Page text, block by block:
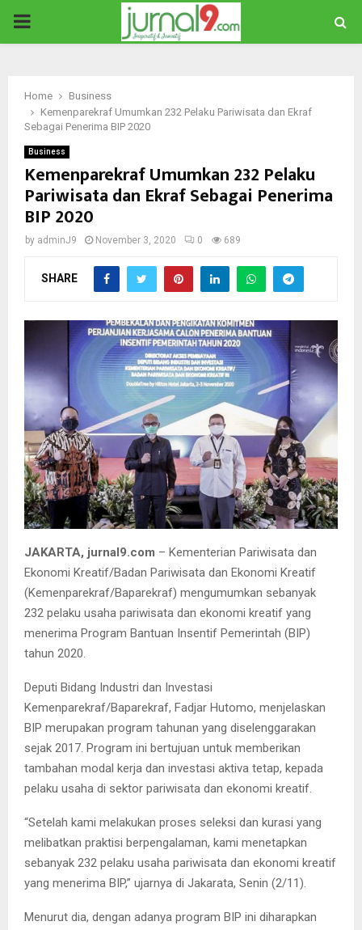
PRIMARY
Home
Business
Kemenparekraf Umumkan 232 Pelaku Pariwisata dan Ekraf
Sebagai Penerima BIP 2020
Business
Kemenparekraf Umumkan 232 Pelaku
Pariwisata dan Ekraf Sebagai Penerima
BIP 2020
by adminJ9 November 3, 2020 0 689
SHARE
JAKARTA, jurnal9.com – Kementerian Pariwisata dan
Ekonomi Kreatif/Badan Pariwisata dan Ekonomi Kreatif
(Kemenparekraf/Baparekraf) mengumumkan sebanyak
232 pelaku usaha pariwisata dan ekonomi kreatif yang
menerima Program Bantuan Insentif Pemerintah (BIP)
tahun 2020.
Deputi Bidang Industri dan Investasi
Kemenparekraf/Baparekraf, Fadjar Hutomo, menjelaskan
BIP merupakan program tahunan yang diselenggarakan
sejak 2017. Program ini bertujuan untuk memberikan
tambahan modal kerja dan investasi aktiva tetap, kepada
pelaku usaha di sektor pariwisata dan ekonomi kreatif.
“Setelah kami melakukan proses seleksi dan kurasi yang
melibatkan praktisi berpengalaman, kami menetapkan
sebanyak 232 pelaku usaha pariwisata dan ekonomi kreatif
yang menerima BIP,” ujarnya di Jakarata, Senin (2/11).
Menurut dia, dengan adanya program BIP ini diharapkan